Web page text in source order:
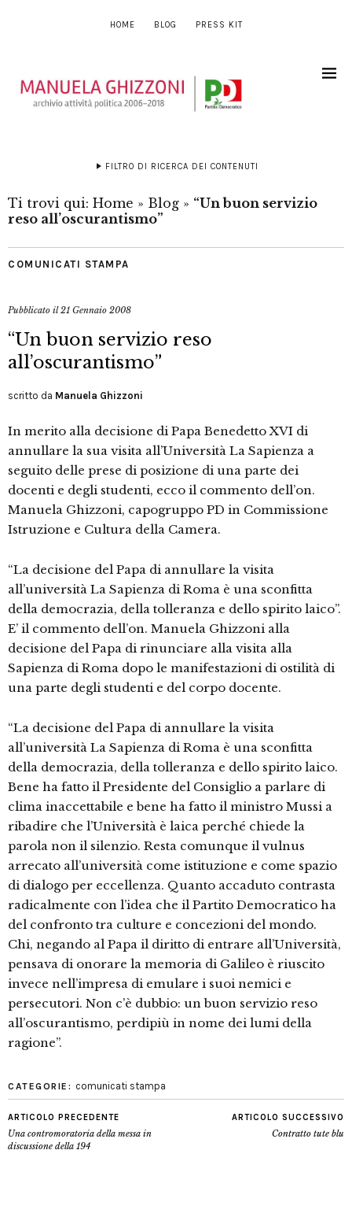
HOME BLOG PRESS KIT
FILTRO DI RICERCA DEI CONTENUTI
Ti trovi qui: Home » Blog » “Un buon servizio
reso all’oscurantismo”
COMUNICATI STAMPA
Pubblicato il21 Gennaio 2008
“Un buon servizio reso
all’oscurantismo”
scritto da Manuela Ghizzoni
In merito alla decisione di Papa Benedetto XVI di
annullare la sua visita all’Università La Sapienza a
seguito delle prese di posizione di una parte dei
docenti e degli studenti, ecco il commento dell’on.
Manuela Ghizzoni, capogruppo PD in Commissione
Istruzione e Cultura della Camera.
“La decisione del Papa di annullare la visita
all’università La Sapienza di Roma è una sconfitta
della democrazia, della tolleranza e dello spirito laico”.
E’ il commento dell’on. Manuela Ghizzoni alla
decisione del Papa di rinunciare alla visita alla
Sapienza di Roma dopo le manifestazioni di ostilità di
una parte degli studenti e del corpo docente.
“La decisione del Papa di annullare la visita
all’università La Sapienza di Roma è una sconfitta
della democrazia, della tolleranza e dello spirito laico.
Bene ha fatto il Presidente del Consiglio a parlare di
clima inaccettabile e bene ha fatto il ministro Mussi a
ribadire che l’Università è laica perché chiede la
parola non il silenzio. Resta comunque il vulnus
arrecato all’università come istituzione e come spazio
di dialogo per eccellenza. Quanto accaduto contrasta
radicalmente con l’idea che il Partito Democratico ha
del confronto tra culture e concezioni del mondo.
Chi, negando al Papa il diritto di entrare all’Università,
pensava di onorare la memoria di Galileo è riuscito
invece nell’impresa di emulare i suoi nemici e
persecutori. Non c’è dubbio: un buon servizio reso
all’oscurantismo, perdipiù in nome dei lumi della
ragione”.
CATEGORIE: comunicati stampa
ARTICOLO PRECEDENTE
Una contromoratoria della messa in
discussione della 194
ARTICOLO SUCCESSIVO
Contratto tute blu